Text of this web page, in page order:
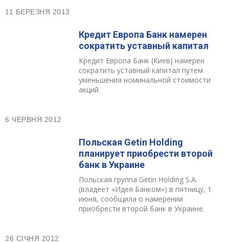
11 БЕРЕЗНЯ 2013
Кредит Европа Банк намерен
сократить уставный капитал
Кредит Европа Банк (Киев) намерен
сократить уставный капитал путем
уменьшения номинальной стоимости
акций.
6 ЧЕРВНЯ 2012
Польская Getin Holding
планирует приобрести второй
банк в Украине
Польская группа Getin Holding S.A.
(владеет «Идея Банком») в пятницу, 1
июня, сообщила о намерении
приобрести второй банк в Украине.
26 СІЧНЯ 2012